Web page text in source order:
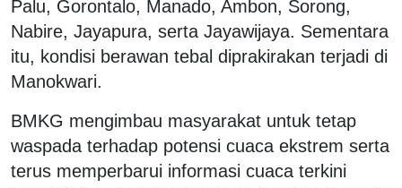
Palu, Gorontalo, Manado, Ambon, Sorong,
Nabire, Jayapura, serta Jayawijaya. Sementara
itu, kondisi berawan tebal diprakirakan terjadi di
Manokwari.
BMKG mengimbau masyarakat untuk tetap
waspada terhadap potensi cuaca ekstrem serta
terus memperbarui informasi cuaca terkini